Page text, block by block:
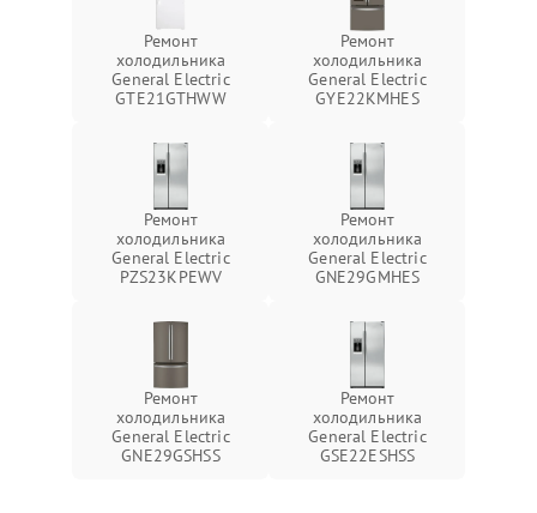
Ремонт
холодильника
General Electric
GTE21GTHWW
Ремонт
холодильника
General Electric
GYE22KMHES
Ремонт
холодильника
General Electric
PZS23KPEWV
Ремонт
холодильника
General Electric
GNE29GMHES
Ремонт
холодильника
General Electric
GNE29GSHSS
Ремонт
холодильника
General Electric
GSE22ESHSS